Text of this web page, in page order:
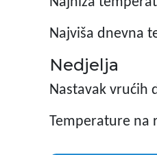
Najviša dnevna
Nedjelja
Nastavak vrućih
Temperature na